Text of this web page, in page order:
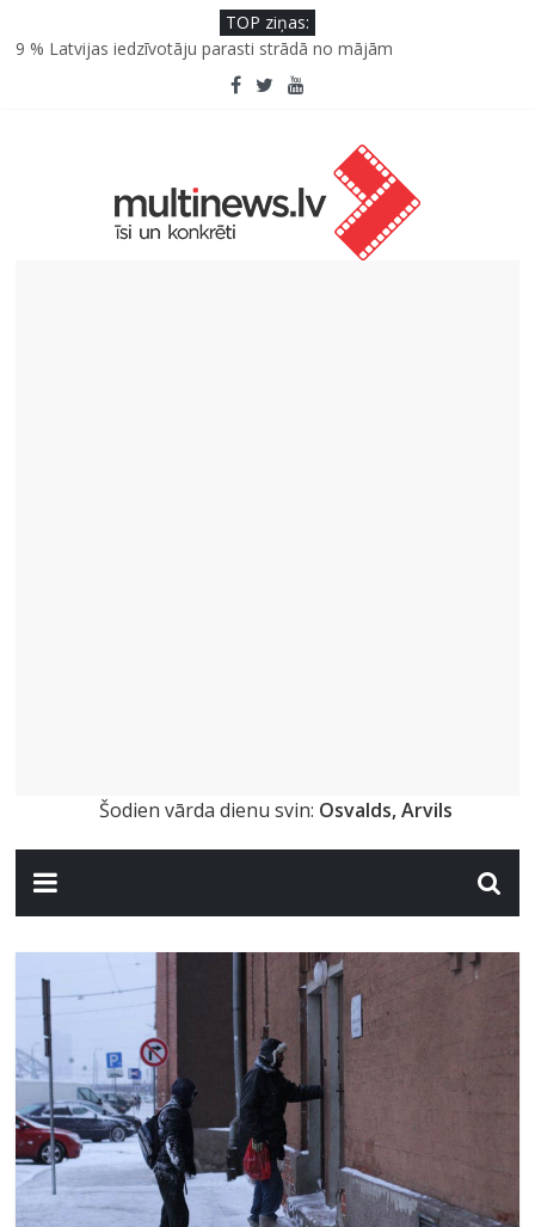
TOP ziņas:
SPF rokasgrāmata ikdienai un atvaļinājumu laikam – konsultē
farmaceite
9 % Latvijas iedzīvotāju parasti strādā no mājām
un kā to palīdz paveikt papildinātā realitāte
Kad bērns atsakās no dārzeņiem: padomi un receptes, kas var
Šodien vārda dienu svin: Osvalds, Arvils